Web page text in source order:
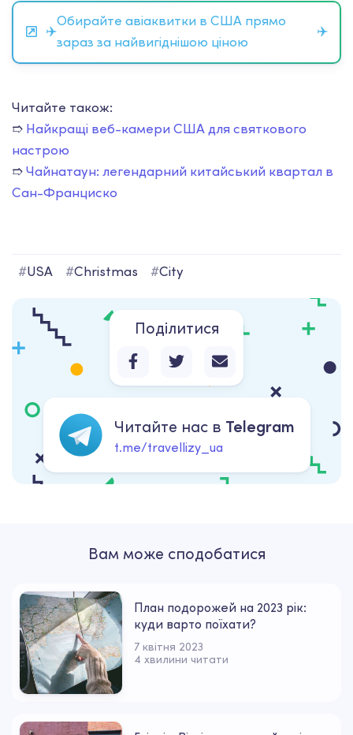
✈️
Обирайте авіаквитки в США прямо
зараз за найвигіднішою ціною
✈️
Читайте також:
➱ Найкращі веб-камери США для святкового
настрою
➱Чайнатаун: легендарний китайський квартал в
Сан-Франциско
#USA #Christmas #City
Поділитися
Читайте нас в Telegram
t.me/travellizy_ua
Вам може сподобатися
План подорожей на 2023 рік:
куди варто поїхати?
7 квітня 2023
4 хвилини читати